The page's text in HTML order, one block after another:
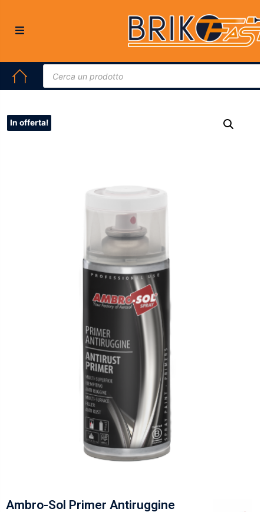
HOME PITTURE E VERNICI/ AMBRO-SOL PRIMER ANTIRUGGINE SPRAY
400ML FONDO PROTETTIVO METALLI
In offerta!
Ambro-Sol Primer Antiruggine